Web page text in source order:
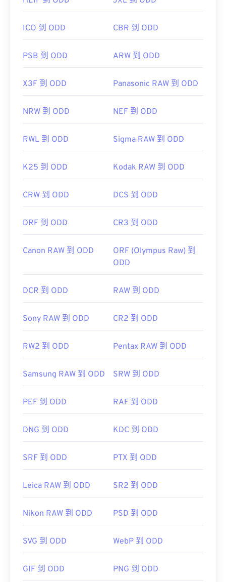
ICO 到 ODD CBR 到 ODD
PSB 到 ODD ARW 到 ODD
X3F 到 ODD Panasonic RAW 到 ODD
NRW 到 ODD NEF 到 ODD
RWL 到 ODD Sigma RAW 到 ODD
K25 到 ODD Kodak RAW 到 ODD
CRW 到 ODD DCS 到 ODD
DRF 到 ODD CR3 到 ODD
Canon RAW 到 ODD
ORF (Olympus Raw) 到
ODD
DCR 到 ODD RAW 到 ODD
Sony RAW 到 ODD CR2 到 ODD
RW2 到 ODD Pentax RAW 到 ODD
Samsung RAW 到 ODD SRW 到 ODD
PEF 到 ODD RAF 到 ODD
DNG 到 ODD KDC 到 ODD
SRF 到 ODD PTX 到 ODD
Leica RAW 到 ODD SR2 到 ODD
Nikon RAW 到 ODD PSD 到 ODD
SVG 到 ODD WebP 到 ODD
GIF 到 ODD PNG 到 ODD